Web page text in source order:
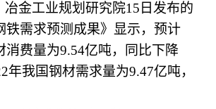
冶金工业规划研究院15日发布的
铁需求预测成果》显示，预计
消费量为9.54亿吨，同比下降
年我国钢材需求量为9.47亿吨，